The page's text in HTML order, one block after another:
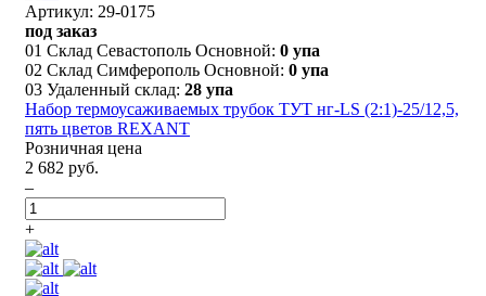
Артикул: 29-0175
под заказ
01 Склад Севастополь Основной: 0 упа
02 Склад Симферополь Основной: 0 упа
03 Удаленный склад: 28 упа
Набор термоусаживаемых трубок ТУТ нг-LS (2:1)-25/12,5,
пять цветов REXANT
Розничная цена
2 682 руб.
–
+